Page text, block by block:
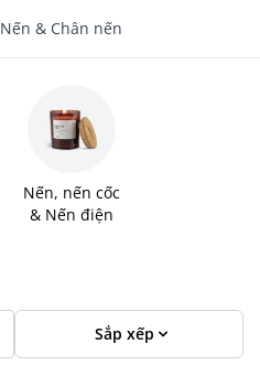
Nến & Chân nến
Nến, nến cốc
& Nến điện
Sắp xếp